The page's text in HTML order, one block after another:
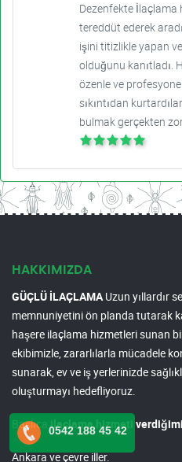
Dezenfekte İlaçlama
tereddüt ederek
işini titizlikle yapan
olduğunu kanıtladı.
özenle ve
sıkıntıdan
bulmak gerçekten
HAKKIMIZDA
GÜÇLÜ İLAÇLAMAUzun yıllardır
memnuniyetini ön planda tutarak
haşere ilaçlama hizmetleri sunan
ekibimizle, zararlılarla mücadele
sunarak, ev ve iş yerlerinizde
oluşturmayı hedefliyoruz.
Başlıcailaçlama hizmeti
Ankara ve çevre iller.
0542 188 45 42